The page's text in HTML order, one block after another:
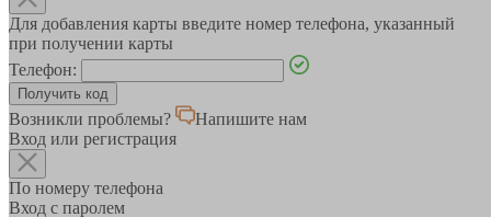
Для добавления карты введите номер телефона, указанный
при получении карты
Телефон:
Возникли проблемы?
Напишите нам
Вход или регистрация
По номеру телефона
Вход с паролем